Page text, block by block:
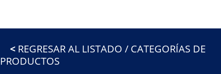
< REGRESAR AL LISTADO / CATEGORÍAS DE
PRODUCTOS